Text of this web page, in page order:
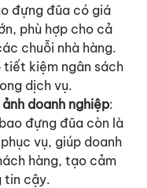
đựng đũa có giá
phù hợp cho cả
chuỗi nhà hàng.
kiệm ngân sách
dịch vụ.
doanh nghiệp:
đựng đũa còn là
vụ, giúp doanh
hàng, tạo cảm
tin cậy.